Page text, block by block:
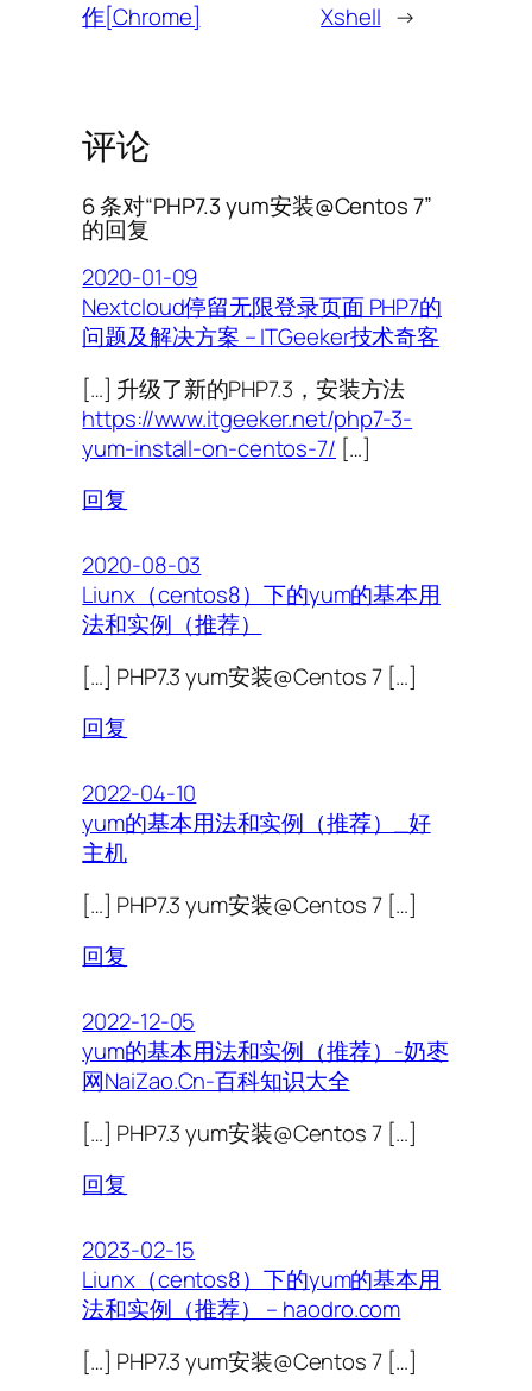
作[Chrome]
Xshell →
评论
6 条对“PHP7.3 yum安装@Centos 7”
的回复
2020-01-09
Nextcloud停留无限登录页面 PHP7的
问题及解决方案 – ITGeeker技术奇客
[…] 升级了新的PHP7.3，安装方法
https://www.itgeeker.net/php7-3-
yum-install-on-centos-7/ […]
回复
2020-08-03
Liunx（centos8）下的yum的基本用
法和实例（推荐）
[…] PHP7.3 yum安装@Centos 7 […]
回复
2022-04-10
yum的基本用法和实例（推荐）_好
主机
[…] PHP7.3 yum安装@Centos 7 […]
回复
2022-12-05
yum的基本用法和实例（推荐）-奶枣
网NaiZao.Cn-百科知识大全
[…] PHP7.3 yum安装@Centos 7 […]
回复
2023-02-15
Liunx（centos8）下的yum的基本用
法和实例（推荐） – haodro.com
[…] PHP7.3 yum安装@Centos 7 […]